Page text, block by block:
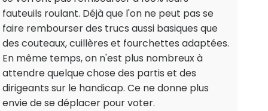
fauteuils roulant. Déjà que l'on ne peut pas se
faire rembourser des trucs aussi basiques que
des couteaux, cuillères et fourchettes adaptées.
En même temps, on n'est plus nombreux à
attendre quelque chose des partis et des
dirigeants sur le handicap. Ce ne donne plus
envie de se déplacer pour voter.